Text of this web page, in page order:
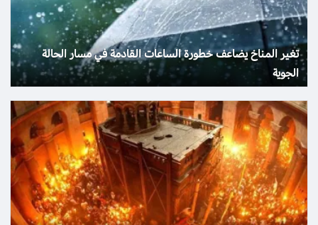
تغير المناخ يضاعف خطورة الساعات القادمة في مسار الحالة
الجوية